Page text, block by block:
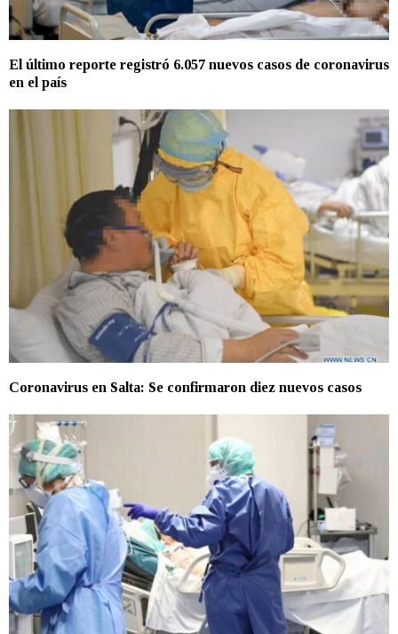
El último reporte registró 6.057 nuevos casos de coronavirus
en el país
Coronavirus en Salta: Se confirmaron diez nuevos casos